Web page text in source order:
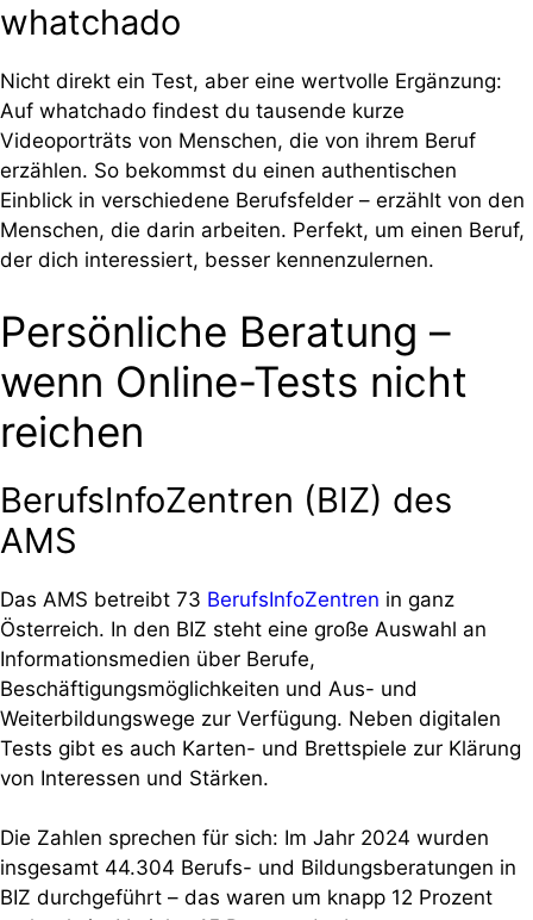
whatchado
Nicht direkt ein Test, aber eine wertvolle Ergänzung:
Auf whatchado findest du tausende kurze
Videoporträts von Menschen, die von ihrem Beruf
erzählen. So bekommst du einen authentischen
Einblick in verschiedene Berufsfelder – erzählt von den
Menschen, die darin arbeiten. Perfekt, um einen Beruf,
der dich interessiert, besser kennenzulernen.
Persönliche Beratung –
wenn Online-Tests nicht
reichen
BerufsInfoZentren (BIZ) des
AMS
Das AMS betreibt 73 BerufsInfoZentren in ganz
Österreich. In den BIZ steht eine große Auswahl an
Informationsmedien über Berufe,
Beschäftigungsmöglichkeiten und Aus- und
Weiterbildungswege zur Verfügung. Neben digitalen
Tests gibt es auch Karten- und Brettspiele zur Klärung
von Interessen und Stärken.
Die Zahlen sprechen für sich: Im Jahr 2024 wurden
insgesamt 44.304 Berufs- und Bildungsberatungen in
BIZ durchgeführt – das waren um knapp 12 Prozent